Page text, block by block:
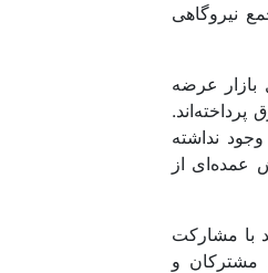
نیروگاهی
عرضه
نداشته
عمده‌‌‌ای از
با مشارکت
مشترکان و